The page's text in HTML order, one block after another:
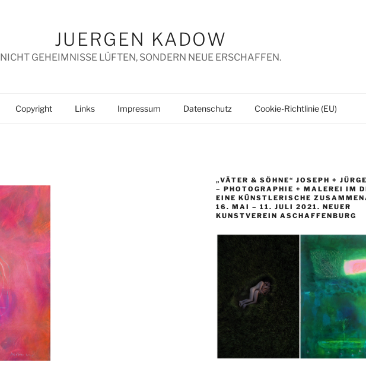
JUERGEN KADOW
NICHT GEHEIMNISSE LÜFTEN, SONDERN NEUE ERSCHAFFEN.
Copyright Links Impressum Datenschutz Cookie-Richtlinie (EU)
„VÄTER & SÖHNE“ JOSEPH +
– PHOTOGRAPHIE + MALEREI IM
EINE KÜNSTLERISCHE
16. MAI – 11. JULI 2021. NEUER
KUNSTVEREIN ASCHAFFENBURG